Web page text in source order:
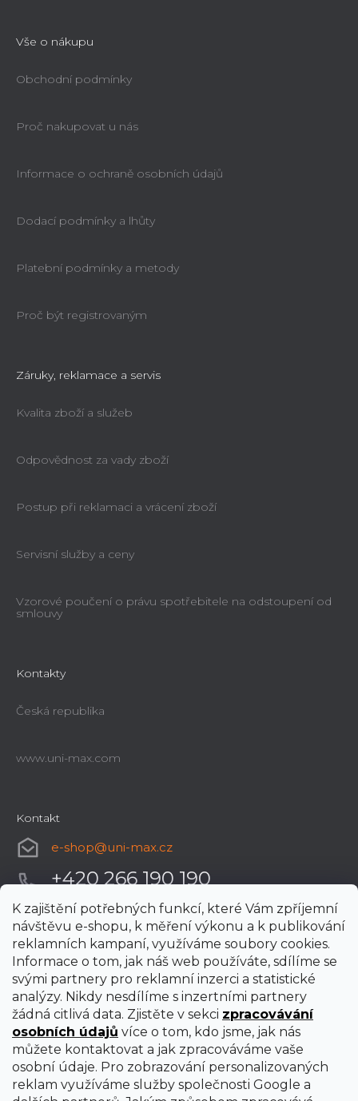
K zajištění potřebných funkcí, které Vám zpříjemní
návštěvu e-shopu, k měření výkonu a k publikování
reklamních kampaní, využíváme soubory cookies.
Informace o tom, jak náš web používáte, sdílíme se
svými partnery pro reklamní inzerci a statistické
analýzy. Nikdy nesdílíme s inzertními partnery
žádná citlivá data. Zjistěte v sekci zpracovávání
osobních údajů více o tom, kdo jsme, jak nás
můžete kontaktovat a jak zpracováváme vaše
osobní údaje. Pro zobrazování personalizovaných
reklam využíváme služby společnosti Google a
Vše o nákupu
Obchodní podmínky
Proč nakupovat u nás
Informace o ochraně osobních údajů
Dodací podmínky a lhůty
Platební podmínky a metody
Proč být registrovaným
Záruky, reklamace a servis
Kvalita zboží a služeb
Odpovědnost za vady zboží
Postup při reklamaci a vrácení zboží
Servisní služby a ceny
Vzorové poučení o právu spotřebitele na odstoupení od
smlouvy
Kontakty
Česká republika
www.uni-max.com
Kontakt
e-shop@uni-max.cz
+420 266 190 190